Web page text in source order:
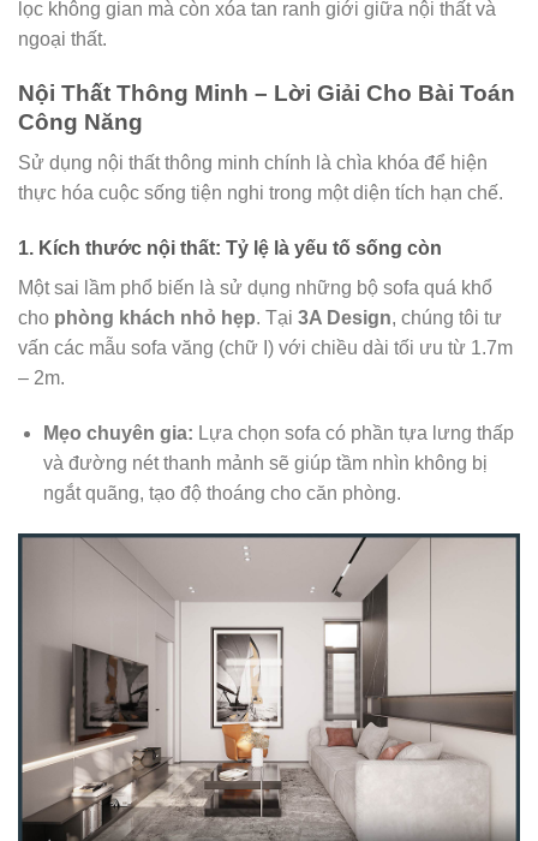
lọc không gian mà còn xóa tan ranh giới giữa nội thất và
ngoại thất.
Nội Thất Thông Minh – Lời Giải Cho Bài Toán
Công Năng
Sử dụng nội thất thông minh chính là chìa khóa để hiện
thực hóa cuộc sống tiện nghi trong một diện tích hạn chế.
1. Kích thước nội thất: Tỷ lệ là yếu tố sống còn
Một sai lầm phổ biến là sử dụng những bộ sofa quá khổ
cho phòng khách nhỏ hẹp. Tại 3A Design, chúng tôi tư
vấn các mẫu sofa văng (chữ I) với chiều dài tối ưu từ 1.7m
– 2m.
Mẹo chuyên gia: Lựa chọn sofa có phần tựa lưng thấp
và đường nét thanh mảnh sẽ giúp tầm nhìn không bị
ngắt quãng, tạo độ thoáng cho căn phòng.